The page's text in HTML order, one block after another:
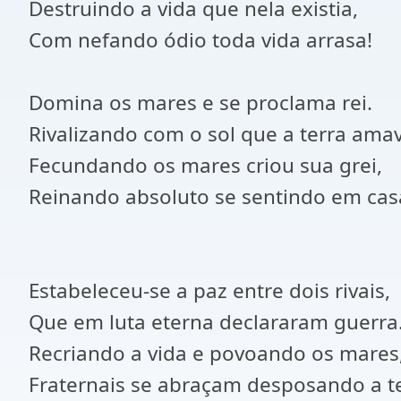
Destruindo a vida que nela existia,
Com nefando ódio toda vida arrasa!
Domina os mares e se proclama rei.
Rivalizando com o sol que a terra
Fecundando os mares criou sua grei,
Reinando absoluto se sentindo em
Estabeleceu-se a paz entre dois rivais,
Que em luta eterna declararam
Recriando a vida e povoando os
Fraternais se abraçam desposando a